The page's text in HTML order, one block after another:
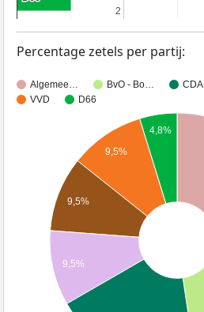
2
2
Percentage zetels per partij:
Algemee… BvO - Bo… CDA
VVD
D66
4,8%
9,5%
9,5%
9,5%